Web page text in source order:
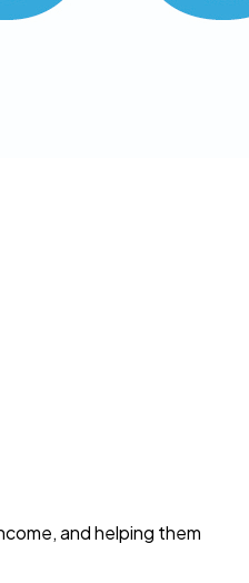
and helping them